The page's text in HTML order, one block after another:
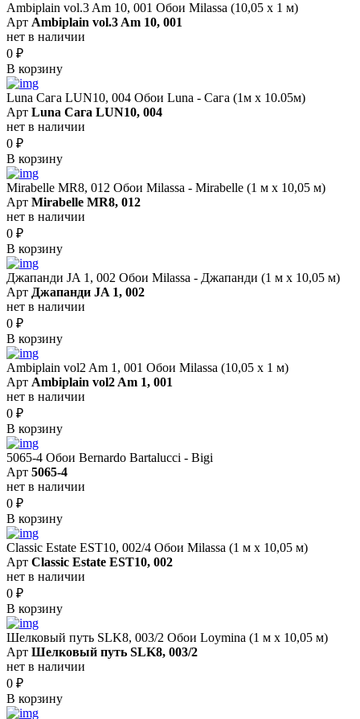
Ambiplain vol.3 Am 10, 001 Обои Milassa (10,05 х 1 м)
Арт Ambiplain vol.3 Am 10, 001
нет в наличии
0 ₽
В корзину
Luna Сага LUN10, 004 Обои Luna - Сага (1м х 10.05м)
Арт Luna Сага LUN10, 004
нет в наличии
0 ₽
В корзину
Mirabelle MR8, 012 Обои Milassa - Mirabelle (1 м х 10,05 м)
Арт Mirabelle MR8, 012
нет в наличии
0 ₽
В корзину
Джапанди JA 1, 002 Обои Milassa - Джапанди (1 м х 10,05 м)
Арт Джапанди JA 1, 002
нет в наличии
0 ₽
В корзину
Ambiplain vol2 Am 1, 001 Обои Milassa (10,05 х 1 м)
Арт Ambiplain vol2 Am 1, 001
нет в наличии
0 ₽
В корзину
5065-4 Обои Bernardo Bartalucci - Bigi
Арт 5065-4
нет в наличии
0 ₽
В корзину
Classic Estate EST10, 002/4 Обои Milassa (1 м х 10,05 м)
Арт Classic Estate EST10, 002
нет в наличии
0 ₽
В корзину
Шелковый путь SLK8, 003/2 Обои Loymina (1 м х 10,05 м)
Арт Шелковый путь SLK8, 003/2
нет в наличии
0 ₽
В корзину